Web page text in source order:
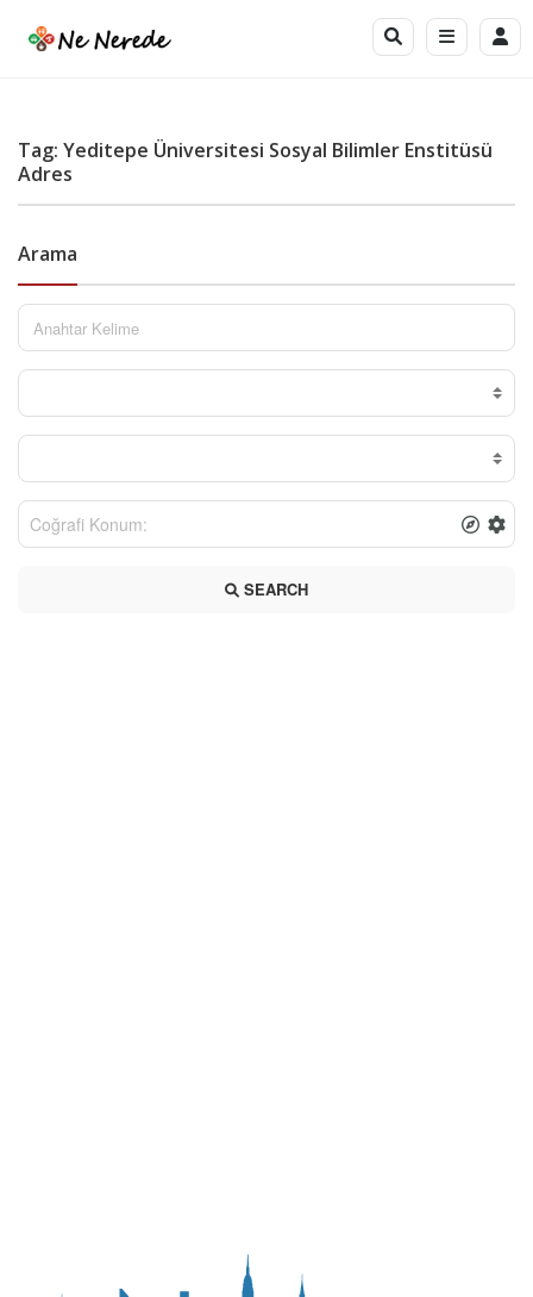
Tag: Yeditepe Üniversitesi Sosyal Bilimler Enstitüsü
Adres
Arama
SEARCH